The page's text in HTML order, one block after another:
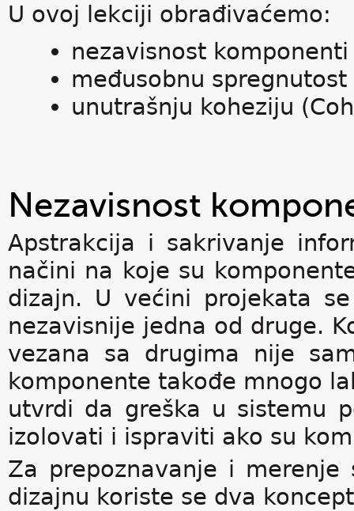
U ovoj lekciji obrađivaćemo:
nezavisnost komponenti
međusobnu spregnutost
unutrašnju koheziju
Nezavisnost
Apstrakcija i sakrivanje
načini na koje su
dizajn. U većini projekata
nezavisnije jedna od druge.
vezana sa drugima nije
komponente takođe mnogo
utvrdi da greška u sistemu
izolovati i ispraviti ako su
Za prepoznavanje i merenje
dizajnu koriste se dva